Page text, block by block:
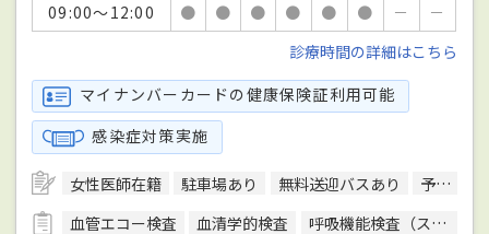
09:00～12:00
● ● ● ● ● ● －
－
診療時間の詳細はこちら
マイナンバーカードの健康保険証利用可能
感染症対策実施
女性医師在籍 駐車場あり 無料送迎バスあり 予約可
血管エコー検査
血清学的検査 呼吸機能検査（スパイロメトリー）